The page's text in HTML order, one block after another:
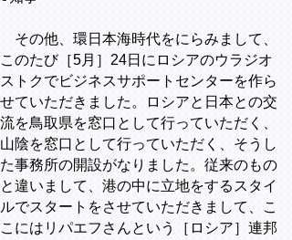
その他、環日本海時代をにらみまして、
このたび［5月］24日にロシアのウラジオ
ストクでビジネスサポートセンターを作ら
せていただきました。ロシアと日本との交
流を鳥取県を窓口として行っていただく、
山陰を窓口として行っていただく、そうし
た事務所の開設がなりました。従来のもの
と違いまして、港の中に立地をするスタイ
ルでスタートをさせていただきまして、こ
こにはリパエフさんという［ロシア］連邦